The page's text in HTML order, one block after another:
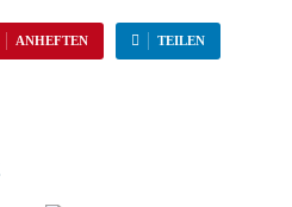
ANHEFTEN TEILEN